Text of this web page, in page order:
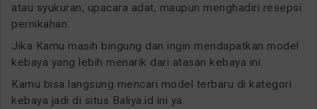
atau syukuran, upacara adat, maupun menghadiri resepsi
pernikahan.
Jika Kamu masih bingung dan ingin mendapatkan model
kebaya yang lebih menarik dari atasan kebaya ini.
Kamu bisa langsung mencari model terbaru di kategori
kebaya jadi di situs Baliya.id ini ya.